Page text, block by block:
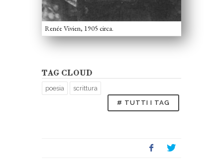
Renée Vivien, 1905 circa.
TAG CLOUD
poesia
scrittura
# TUTTI I TAG